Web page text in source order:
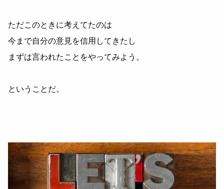
ただこのときに考えてたのは
今まで自分の意見を信用してきたし
まずは言われたことをやってみよう。
ということだ。